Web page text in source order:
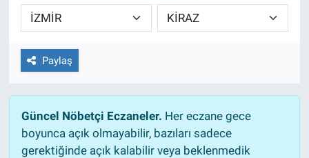
Paylaş
Güncel Nöbetçi Eczaneler. Her eczane gece
boyunca açık olmayabilir, bazıları sadece
gerektiğinde açık kalabilir veya beklenmedik
TEKNOLOJİ
Dünya
İlçeler
MAGAZİN